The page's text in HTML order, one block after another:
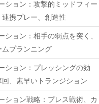
ション：攻撃的ミッドフィー
連携プレー、創造性
ション：相手の弱点を突く、
プランニング
ション：プレッシングの効
、素早いトランジション
ション戦略：プレス戦術、カ